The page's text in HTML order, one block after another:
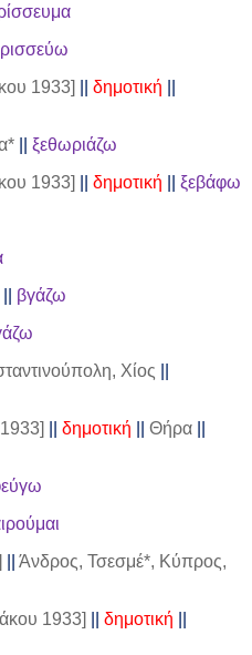
1933]
δημοτική
|| ξεθωριάζω
1933]
δημοτική
ξεβάφω
βγάζω
Χίος
δημοτική Θήρα||
Άνδρος, Τσεσμέ*, Κύπρος,
1933]
δημοτική